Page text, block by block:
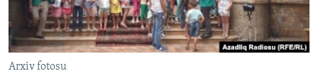
KARIKATURA
İSLAM VƏ DEMOKRATIYA
İZ - MƏDƏNIYYƏT PROQRAMI
PEŞƏ ETIKASI VƏ JURNALISTIKA STANDARTLARIMIZ
MATERIALLARIMIZDAN ISTIFADƏ
AZADLIQRADIOSU MOBIL TELEFONUNUZDA
BIZI IZLƏ
RFE/RL-in bütün saytları
Arxiv fotosu